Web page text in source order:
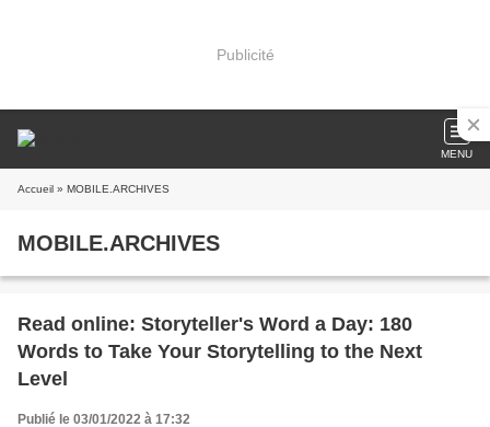
Publicité
MENU
Accueil » MOBILE.ARCHIVES
MOBILE.ARCHIVES
Read online: Storyteller's Word a Day: 180
Words to Take Your Storytelling to the Next
Level
Publié le 03/01/2022 à 17:32